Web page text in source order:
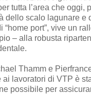
tutta l’area che oggi,
dello scalo lagunare e
“home port”, vive un
– alla robusta
Thamm e
ai lavoratori di VTP è
possibile per